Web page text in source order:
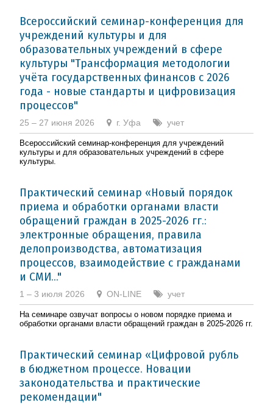
Всероссийский семинар-конференция для
учреждений культуры и для
образовательных учреждений в сфере
культуры "Трансформация методологии
учёта государственных финансов с 2026
года - новые стандарты и цифровизация
процессов"
25 – 27 июня 2026 г. Уфа учет
Всероссийский семинар-конференция для учреждений
культуры и для образовательных учреждений в сфере
культуры.
Практический семинар «Новый порядок
приема и обработки органами власти
обращений граждан в 2025-2026 гг.:
электронные обращения, правила
делопроизводства, автоматизация
процессов, взаимодействие с гражданами
и СМИ..."
1 – 3 июля 2026 ON-LINE учет
На семинаре озвучат вопросы о новом порядке приема и
обработки органами власти обращений граждан в 2025-2026 гг.
Практический семинар «Цифровой рубль
в бюджетном процессе. Новации
законодательства и практические
рекомендации"